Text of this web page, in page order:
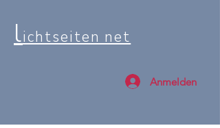
lichtseiten net
Anmelden